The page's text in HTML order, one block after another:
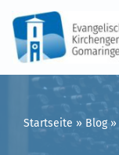
Zum
Inhalt
springen
Startseite » Blog »